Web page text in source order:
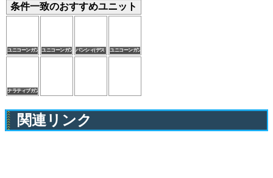
条件一致のおすすめユニット
ユニコーンガンダム3号機フェネクス(デストロイモード)(EX)
ユニコーンガンダム(デストロイモード)(EX)
バンシィ(デストロイモード)ユニコーンガンダム3号機フェネクス(デストロイモード)
ナラティブガンダムA装備
関連リンク